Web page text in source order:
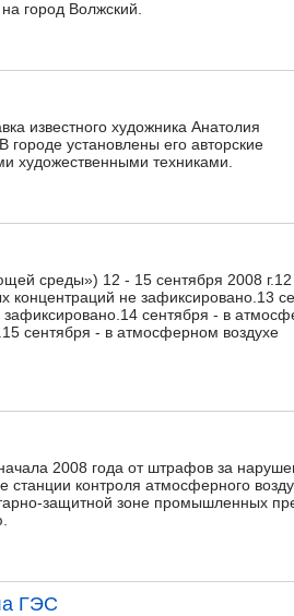
город Волжский.
известного художника Анатолия
установлены его авторские
художественными техниками.
среды») 12 - 15 сентября 2008 г.12
не зафиксировано.13
сентября - в
сентября - в атмосферном воздухе
2008 года от штрафов за
станции контроля атмосферного
защитной зоне промышленных
ГЭС